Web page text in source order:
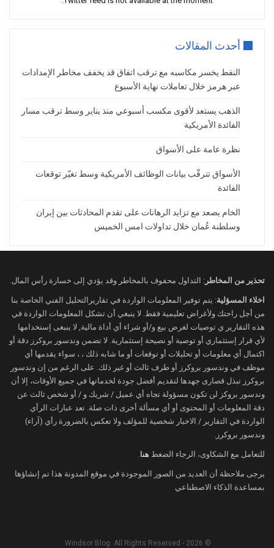
ومع ذلك، تجنب جيروم باول تقديم أي توجيه
بالإشارة إلى جاهزية السياسة النقدية للتكيف
مع مسار الاقتصاد
وفي المقابل، حدّت البيانات الأميركية من
مكاسب النفط في وقت سابق من الجلسة،
حيث أظهرت إدارة معلومات الطاقة تراجع
مليون برميل، ما قلل من تأثير البيانات على
الأسعار قبل أن تعود الجغرافيا السياسية
أحدث المقالات
النفط يخسر مكاسبه مع ترقب اتفاق قد يخفف مخاطر الإمدادات
عبر هرمز خلال تعاملات نهاية الأسبوع
الذهب يستعد لأقوى مكسب أسبوعي منذ يناير وسط ترقب مسار
الفائدة الأمريكية
نظرة عامة على الأسواق
الأسواق تترقّب بيانات الوظائف الأمريكية وسط تغيّر توقعات
الفائدة
الخام يصعد مع تزايد الرهانات على تقدم المحادثات بين إيران
وسلطنة عُمان خلال تداولات امس الخميس
تحذير من المخاطر : التداول محفوف بالمخاطر وقد يؤدي إلى خسارة رأس المال.
اخلاء المسؤلية: يتم توفير المعلومات الواردة في تقاريرالتحليل الفني الخاصة بنا
من أجل راحتك ولأغراض تعليمية فقط. لا ينبغي أن تشكل المعلومات الواردة في
هذه التقارير ي توصيات لغرض بيع و/أو شراء أي أداة مالية, لا ينبغى إستخدامها
لأي قرار إستثماري أو توصية أو نصيحة إستثمارية. لا تضمن وندسور بروكرز دقة أو
اكتمال أي معلومات أو تحليلات أو توقعات أو ما شابه ذلك ، ، سواء يقدمها أي
موظف في وندسور بروكرز أو طرف ثالث أو غير ذلك. على الرغم من إن وندسور
بروكرز تبذل قصارى جهدها لتقديم أفضل جودة لخدماتها في جميع الأوقات، إلا أن
وندسور بروكز لن تكون مسؤولة تجاه أي عميل / شريك و / أو شخص ثالث عن
دقة المعلومات أو المحتوى أو أي مسألة أخرى ذات صلة. تعد عبارات الرأي
الواردة في التقارير / الاخبار شخصية للمؤلف ولا تعكس بالضرورة رأي (آراء)
وندسور بروكرز.
للتعامل مع الشكاوى، الرجاء الضغط هنا
يرجى ملاحظة أن العديد من الصور الموجودة في موقع المدونة هذا تم إنشاؤها
بمساعدة الذكاء الاصطناعي
© 2026 - Windsor Blog. All Rights Reserved.